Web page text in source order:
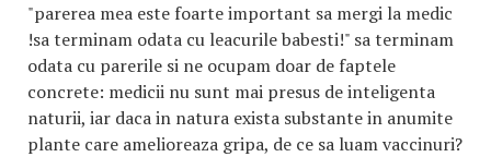
"parerea mea este foarte important sa mergi la medic
!sa terminam odata cu leacurile babesti!" sa terminam
odata cu parerile si ne ocupam doar de faptele
concrete: medicii nu sunt mai presus de inteligenta
naturii, iar daca in natura exista substante in anumite
plante care amelioreaza gripa, de ce sa luam vaccinuri?